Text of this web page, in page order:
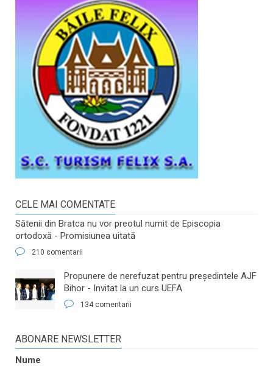
CELE MAI COMENTATE
Sătenii din Bratca nu vor preotul numit de Episcopia
ortodoxă - Promisiunea uitată
210 comentarii
​Propunere de nerefuzat pentru preşedintele AJF
Bihor - Invitat la un curs UEFA
134 comentarii
ABONARE NEWSLETTER
Nume